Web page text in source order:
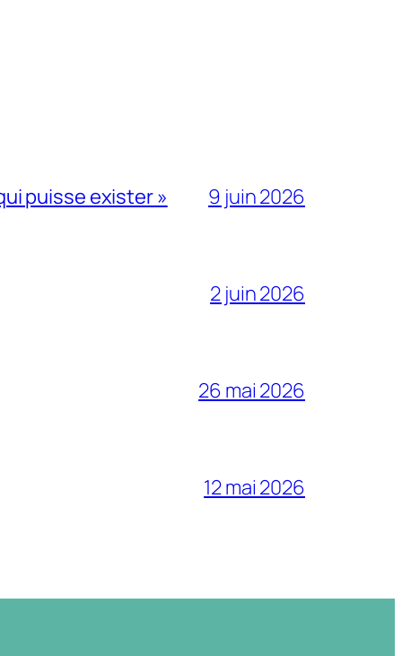
puisse exister » 9 juin 2026
2 juin 2026
26 mai 2026
12 mai 2026